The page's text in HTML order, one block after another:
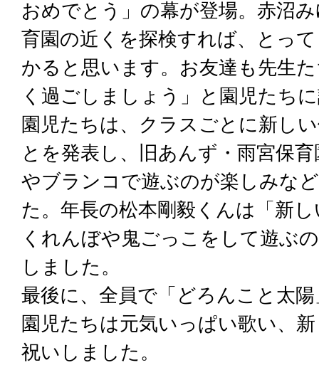
おめでとう」の幕が登場。赤沼
育園の近くを探検すれば、とっ
かると思います。お友達も先生
く過ごしましょう」と園児たち
園児たちは、クラスごとに新し
とを発表し、旧あんず・雨宮保
やブランコで遊ぶのが楽しみな
た。年長の松本剛毅くんは「新
くれんぼや鬼ごっこをして遊ぶ
しました。
最後に、全員で「どろんこと太
園児たちは元気いっぱい歌い、
祝いしました。